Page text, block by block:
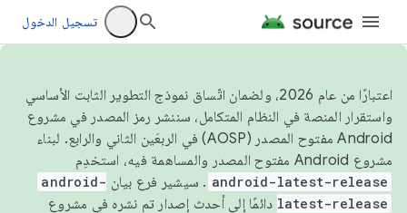
تسجيل الدخول
اعتبارًا من عام 2026، ولضمان اتّساق نموذج التطوير الثابت الأساسي
واستقرار المنصة في النظام المتكامل، سننشر رمز المصدر في مشروع
Android مفتوح المصدر (AOSP) في الربعَين الثاني والرابع. لبناء
مشروع Android مفتوح المصدر والمساهمة فيه، استخدِم
android-latest-release . سيشير فرع بيان android-
latest-release دائمًا إلى أحدث إصدار تم نشره في مشروع